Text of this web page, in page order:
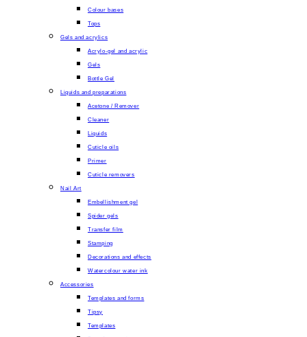
Colour bases
Tops
Gels and acrylics
Acrylo-gel and acrylic
Gels
Bottle Gel
Liquids and preparations
Acetone / Remover
Cleaner
Liquids
Cuticle oils
Primer
Cuticle removers
Nail Art
Embellishment gel
Spider gels
Transfer film
Stamping
Decorations and effects
Watercolour water ink
Accessories
Templates and forms
Tipsy
Templates